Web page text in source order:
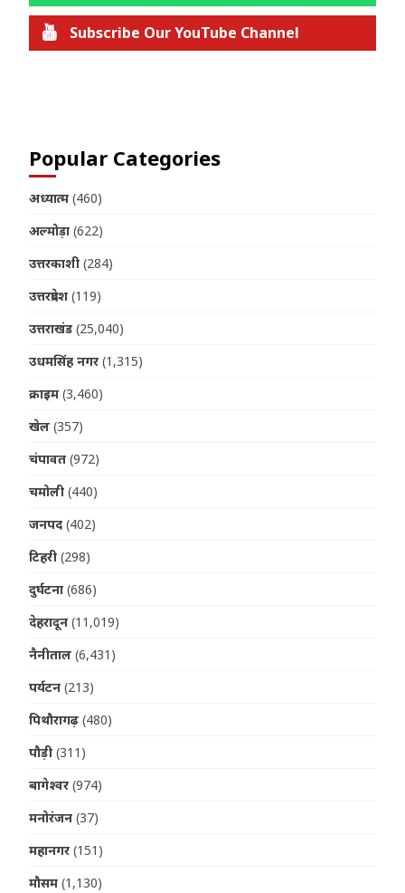
Subscribe Our YouTube Channel
Popular Categories
अध्यात्म (460)
अल्मोड़ा (622)
उत्तरकाशी (284)
उत्तरप्रदेश (119)
उत्तराखंड (25,040)
उधमसिंह नगर (1,315)
क्राइम (3,460)
खेल (357)
चंपावत (972)
चमोली (440)
जनपद (402)
टिहरी (298)
दुर्घटना (686)
देहरादून (11,019)
नैनीताल (6,431)
पर्यटन (213)
पिथौरागढ़ (480)
पौड़ी (311)
बागेश्वर (974)
मनोरंजन (37)
महानगर (151)
मौसम (1,130)